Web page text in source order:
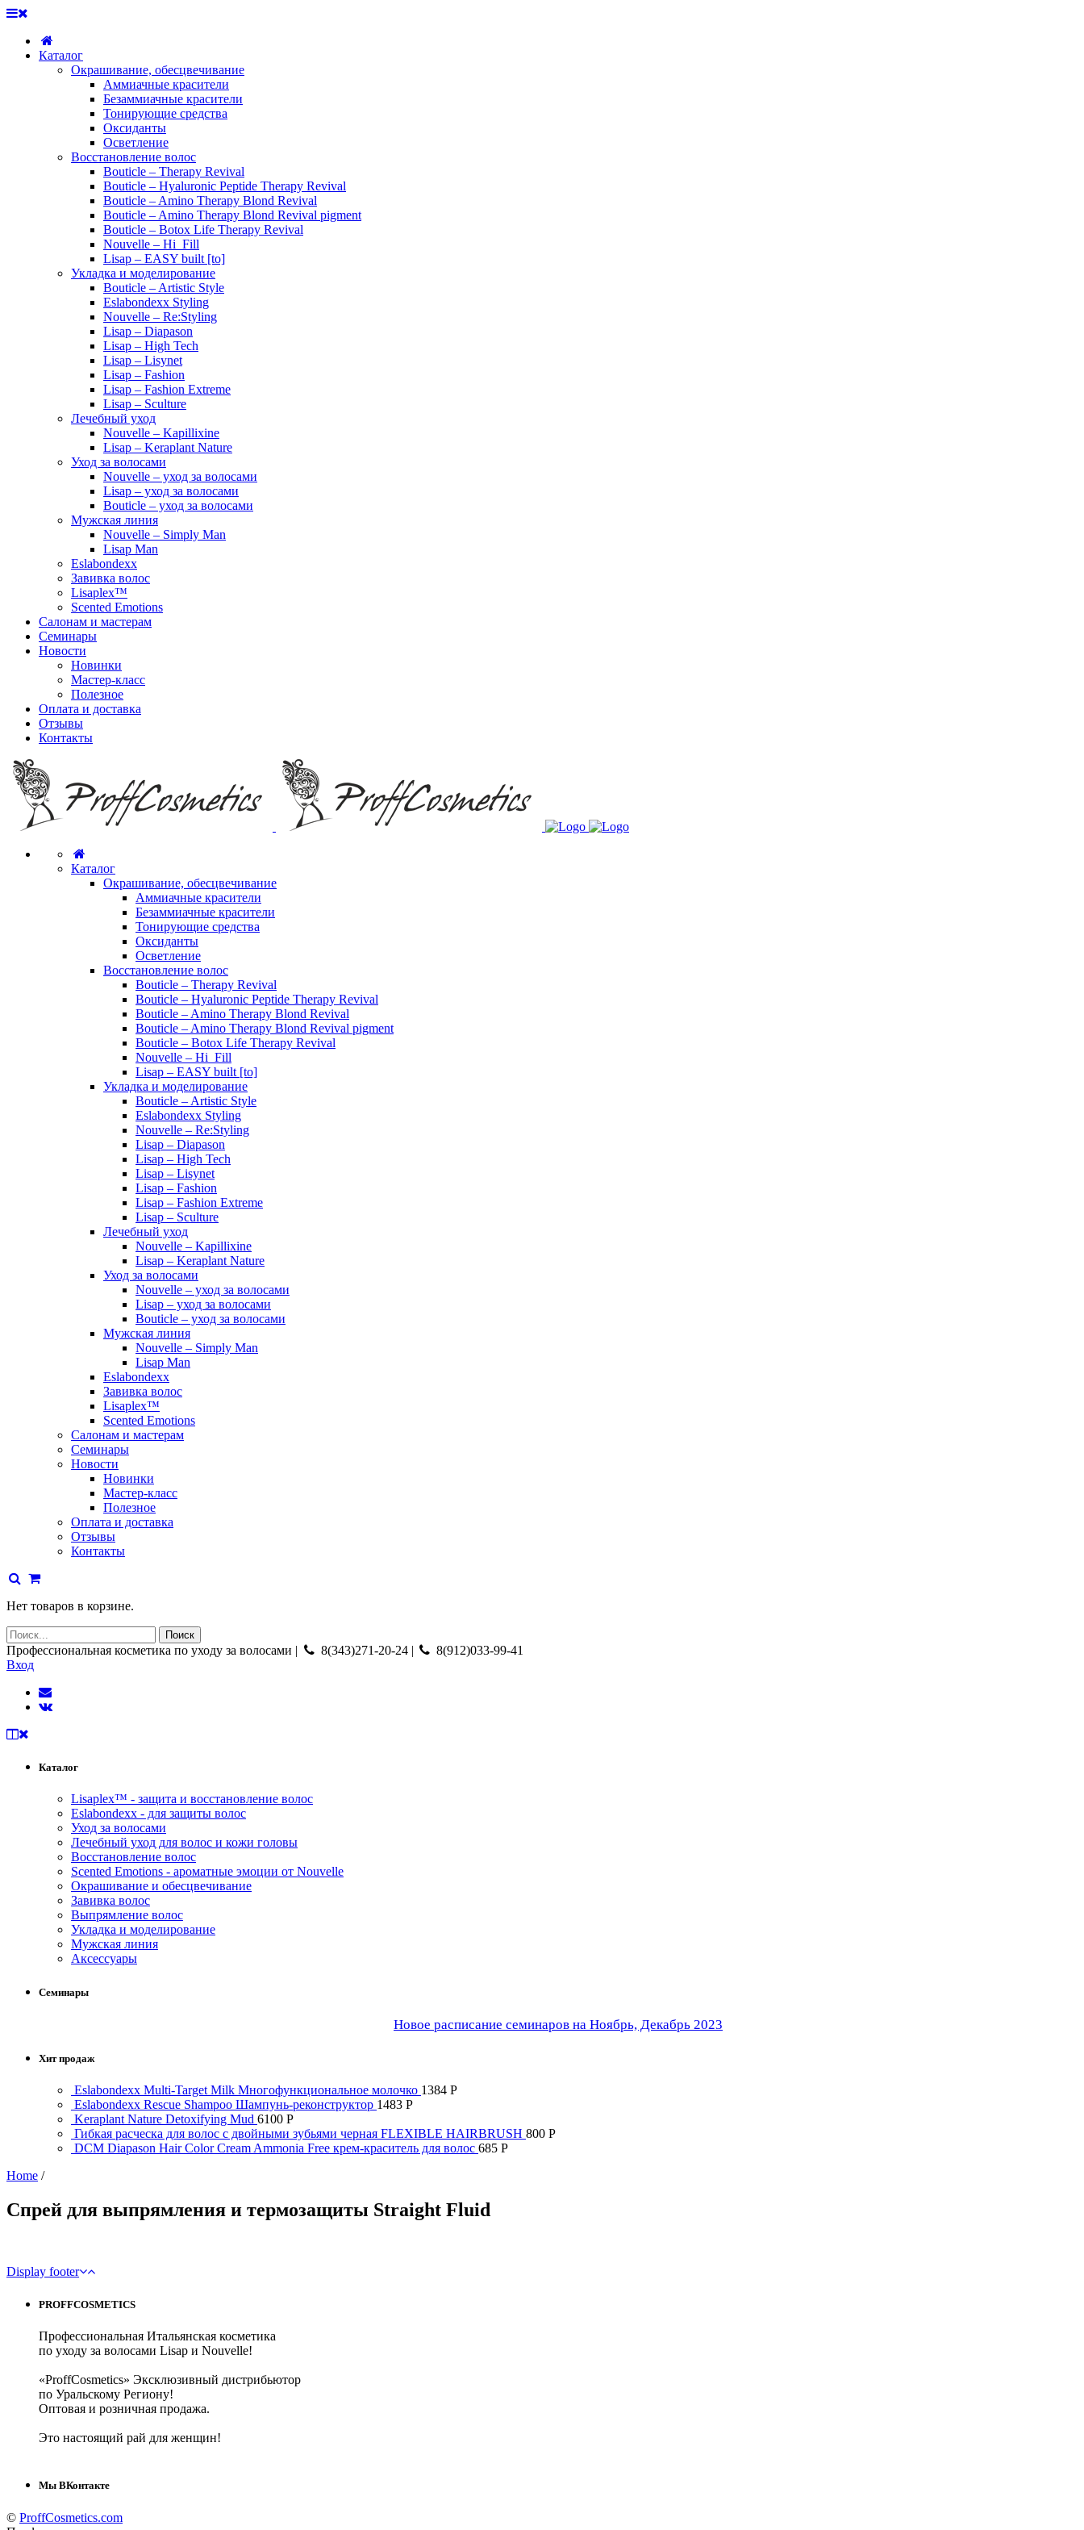
Каталог
Окрашивание, обесцвечивание
Аммиачные красители
Безаммиачные красители
Тонирующие средства
Оксиданты
Осветление
Восстановление волос
Bouticle – Therapy Revival
Bouticle – Hyaluronic Peptide Therapy Revival
Bouticle – Amino Therapy Blond Revival
Bouticle – Amino Therapy Blond Revival pigment
Bouticle – Botox Life Therapy Revival
Nouvelle – Hi_Fill
Lisap – EASY built [to]
Укладка и моделирование
Bouticle – Artistic Style
Eslabondexx Styling
Nouvelle – Re:Styling
Lisap – Diapason
Lisap – High Tech
Lisap – Lisynet
Lisap – Fashion
Lisap – Fashion Extreme
Lisap – Sculture
Лечебный уход
Nouvelle – Kapillixine
Lisap – Keraplant Nature
Уход за волосами
Nouvelle – уход за волосами
Lisap – уход за волосами
Bouticle – уход за волосами
Мужская линия
Nouvelle – Simply Man
Lisap Man
Eslabondexx
Завивка волос
Lisaplex™
Scented Emotions
Салонам и мастерам
Семинары
Новости
Новинки
Мастер-класс
Полезное
Оплата и доставка
Отзывы
Контакты
Каталог
Окрашивание, обесцвечивание
Аммиачные красители
Безаммиачные красители
Тонирующие средства
Оксиданты
Осветление
Восстановление волос
Bouticle – Therapy Revival
Bouticle – Hyaluronic Peptide Therapy Revival
Bouticle – Amino Therapy Blond Revival
Bouticle – Amino Therapy Blond Revival pigment
Bouticle – Botox Life Therapy Revival
Nouvelle – Hi_Fill
Lisap – EASY built [to]
Укладка и моделирование
Bouticle – Artistic Style
Eslabondexx Styling
Nouvelle – Re:Styling
Lisap – Diapason
Lisap – High Tech
Lisap – Lisynet
Lisap – Fashion
Lisap – Fashion Extreme
Lisap – Sculture
Лечебный уход
Nouvelle – Kapillixine
Lisap – Keraplant Nature
Уход за волосами
Nouvelle – уход за волосами
Lisap – уход за волосами
Bouticle – уход за волосами
Мужская линия
Nouvelle – Simply Man
Lisap Man
Eslabondexx
Завивка волос
Lisaplex™
Scented Emotions
Салонам и мастерам
Семинары
Новости
Новинки
Мастер-класс
Полезное
Оплата и доставка
Отзывы
Контакты
Нет товаров в корзине.
Профессиональная косметика по уходу за волосами | 8(343)271-20-24 |
8(912)033-99-41
Вход
Каталог
Lisaplex™ - защита и восстановление волос
Eslabondexx - для защиты волос
Уход за волосами
Лечебный уход для волос и кожи головы
Восстановление волос
Scented Emotions - ароматные эмоции от Nouvelle
Окрашивание и обесцвечивание
Завивка волос
Выпрямление волос
Укладка и моделирование
Мужская линия
Аксессуары
Семинары
Новое расписание семинаров на Ноябрь, Декабрь 2023
Хит продаж
Eslabondexx Multi-Target Milk Многофункциональное молочко 1384 Р
Eslabondexx Rescue Shampoo Шампунь-реконструктор 1483 Р
Keraplant Nature Detoxifying Mud 6100 Р
Гибкая расческа для волос с двойными зубьями черная FLEXIBLE HAIRBRUSH 800 Р
DCM Diapason Hair Color Cream Ammonia Free крем-краситель для волос 685 Р
Home /
Спрей для выпрямления и термозащиты Straight Fluid
Display footer
PROFFCOSMETICS
Профессиональная Итальянская косметика
по уходу за волосами Lisap и Nouvelle!
«ProffCosmetics» Эксклюзивный дистрибьютор
по Уральскому Региону!
Оптовая и розничная продажа.
Это настоящий рай для женщин!
Мы ВКонтакте
© ProffCosmetics.com